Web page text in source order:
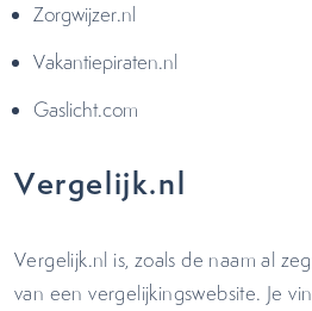
Zorgwijzer.nl
Vakantiepiraten.nl
Gaslicht.com
Vergelijk.nl
Vergelijk.nl is, zoals de naam al
van een vergelijkingswebsite. Je